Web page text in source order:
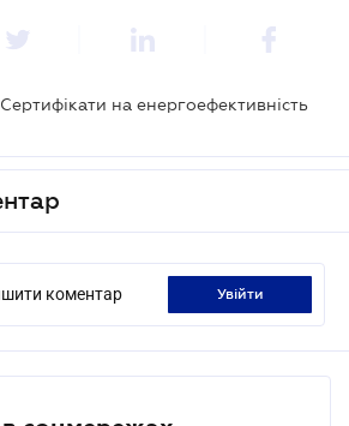
Сертифікати на енергоефективність
коментар увійти